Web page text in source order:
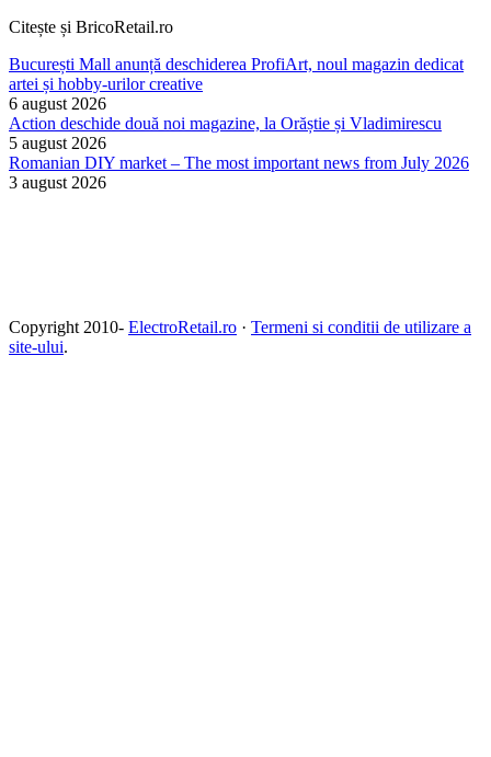
Citește și BricoRetail.ro
București Mall anunță deschiderea ProfiArt, noul magazin dedicat
artei și hobby-urilor creative
6 august 2026
Action deschide două noi magazine, la Orăștie și Vladimirescu
5 august 2026
Romanian DIY market – The most important news from July 2026
3 august 2026
Copyright 2010- ElectroRetail.ro · Termeni si conditii de utilizare a
site-ului.